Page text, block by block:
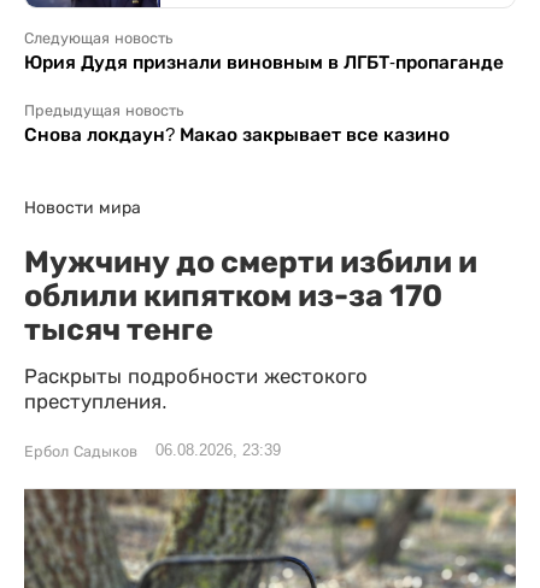
Следующая новость
Юрия Дудя признали виновным в ЛГБТ-пропаганде
Предыдущая новость
Снова локдаун? Макао закрывает все казино
Новости мира
Мужчину до смерти избили и
облили кипятком из-за 170
тысяч тенге
Раскрыты подробности жестокого
преступления.
Ербол Садыков 06.08.2026, 23:39